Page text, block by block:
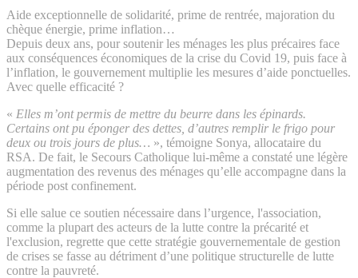
Aide exceptionnelle de solidarité, prime de rentrée, majoration du
chèque énergie, prime inflation…
Depuis deux ans, pour soutenir les ménages les plus précaires face
aux conséquences économiques de la crise du Covid 19, puis face à
l’inflation, le gouvernement multiplie les mesures d’aide ponctuelles.
Avec quelle efficacité ?
« Elles m’ont permis de mettre du beurre dans les épinards.
Certains ont pu éponger des dettes, d’autres remplir le frigo pour
deux ou trois jours de plus… », témoigne Sonya, allocataire du
RSA. De fait, le Secours Catholique lui-même a constaté une légère
augmentation des revenus des ménages qu’elle accompagne dans la
période post confinement.
Si elle salue ce soutien nécessaire dans l’urgence, l'association,
comme la plupart des acteurs de la lutte contre la précarité et
l'exclusion, regrette que cette stratégie gouvernementale de gestion
de crises se fasse au détriment d’une politique structurelle de lutte
contre la pauvreté.